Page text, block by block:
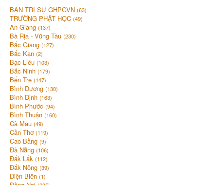
BAN TRỊ SỰ GHPGVN (63)
TRƯỜNG PHẬT HỌC (49)
An Giang (137)
Bà Rịa - Vũng Tàu (230)
Bắc Giang (127)
Bắc Kạn (2)
Bạc Liêu (103)
Bắc Ninh (179)
Bến Tre (147)
Bình Dương (130)
Bình Định (163)
Bình Phước (94)
Bình Thuận (160)
Cà Mau (49)
Cần Thơ(119)
Cao Bằng (9)
Đà Nẵng (106)
Đắk Lắk (112)
Đắk Nông (39)
Điện Biên (1)